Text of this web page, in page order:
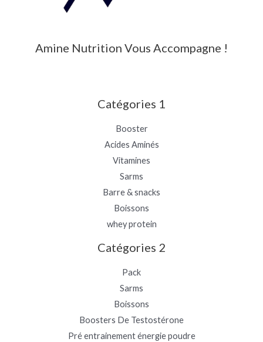
Amine Nutrition Vous Accompagne !
Catégories 1
Booster
Acides Aminés
Vitamines
Sarms
Barre & snacks
Boissons
whey protein
Catégories 2
Pack
Sarms
Boissons
Boosters De Testostérone
Pré entrainement énergie poudre